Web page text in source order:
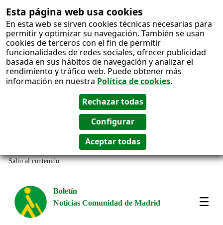
Esta página web usa cookies
En esta web se sirven cookies técnicas necesarias para
permitir y optimizar su navegación. También se usan
cookies de terceros con el fin de permitir
funcionalidades de redes sociales, ofrecer publicidad
basada en sus hábitos de navegación y analizar el
rendimiento y tráfico web. Puede obtener más
información en nuestra Política de cookies.
Salto al contenido
Boletín
Noticias Comunidad de Madrid